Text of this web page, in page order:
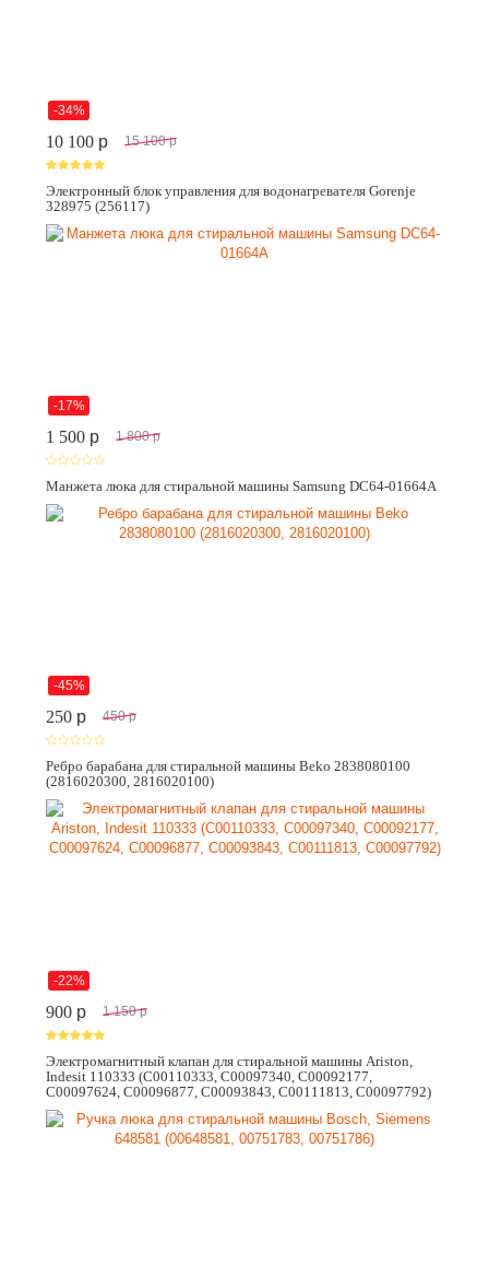
-34%
10 100 p 15 100 p
Электронный блок управления для водонагревателя Gorenje
328975 (256117)
-17%
1 500 p 1 800 p
Манжета люка для стиральной машины Samsung DC64-01664A
-45%
250 p 450 p
Ребро барабана для стиральной машины Beko 2838080100
(2816020300, 2816020100)
-22%
900 p 1 150 p
Электромагнитный клапан для стиральной машины Ariston,
Indesit 110333 (C00110333, C00097340, C00092177,
C00097624, C00096877, C00093843, C00111813, C00097792)